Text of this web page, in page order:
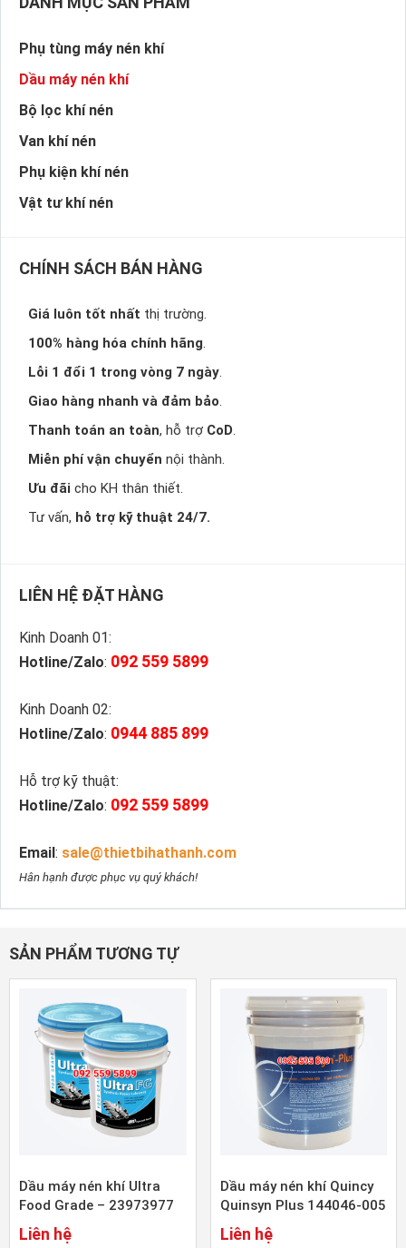
Phụ tùng máy nén khí
Dầu máy nén khí
Bộ lọc khí nén
Van khí nén
Phụ kiện khí nén
Vật tư khí nén
CHÍNH SÁCH BÁN HÀNG
Giá luôn tốt nhất thị trường.
100% hàng hóa chính hãng.
Lỗi 1 đổi 1 trong vòng 7 ngày.
Giao hàng nhanh và đảm bảo.
Thanh toán an toàn, hỗ trợ CoD.
Miễn phí vận chuyển nội thành.
Ưu đãi cho KH thân thiết.
Tư vấn, hỗ trợ kỹ thuật 24/7.
LIÊN HỆ ĐẶT HÀNG
Kinh Doanh 01:
Hotline/Zalo: 092 559 5899
Kinh Doanh 02:
Hotline/Zalo: 0944 885 899
Hỗ trợ kỹ thuật:
Hotline/Zalo: 092 559 5899
Email: sale@thietbihathanh.com
Hân hạnh được phục vụ quý khách!
SẢN PHẨM TƯƠNG TỰ
Dầu máy nén khí Ultra
Food Grade – 23973977
(20 lít)
Liên hệ
Dầu máy nén khí Quincy
Quinsyn Plus 144046-005
(19 lít)
Liên hệ